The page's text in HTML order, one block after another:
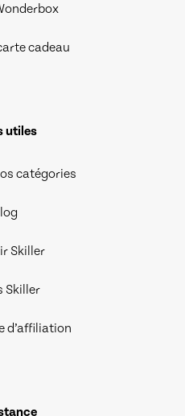
cadeau
utiles
catégories
Skiller
Skiller
d’affiliation